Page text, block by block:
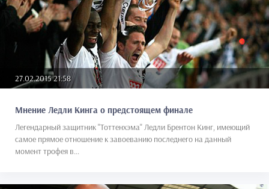
27.02.2015 21:58
Мнение Ледли Кинга о предстоящем финале
Легендарный защитник "Тоттенхэма" Ледли Брентон Кинг, имеющий
самое прямое отношение к завоеванию последнего на данный
момент трофея в...